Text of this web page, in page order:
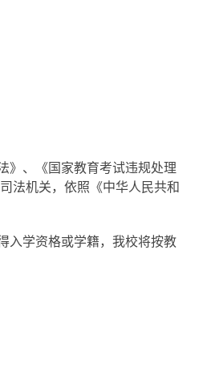
》、《国家教育考试违规处理
法机关，依照《中华人民共和
入学资格或学籍，我校将按教